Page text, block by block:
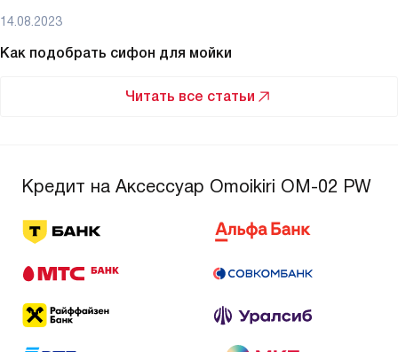
14.08.2023
Как подобрать сифон для мойки
Читать все статьи
Кредит на Аксессуар Omoikiri OM-02 PW